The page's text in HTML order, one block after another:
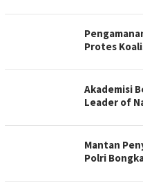
Protes
Akademisi
Leader of
Mantan
Polri